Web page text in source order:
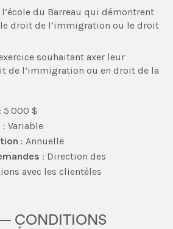
du Barreau qui démontrent
droit de l’immigration ou le droit
souhaitant axer leur
de l’immigration ou en droit de la
: 5 000 $
: Variable
: Annuelle
: Direction des
avec les clientèles
CONDITIONS